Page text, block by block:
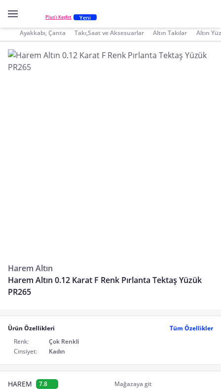
Plus'ı Keşfet Yeni
Ayakkabı, Çanta Takı,Saat ve Aksesuarlar Altın Takılar Altın
Harem Altın
Harem Altın 0.12 Karat F Renk Pırlanta Tektaş Yüzük
PR265
Ürün Özellikleri
Tüm Özellikler
Renk:
Çok Renkli
Cinsiyet:
Kadın
HAREM 7.8 Mağazaya git